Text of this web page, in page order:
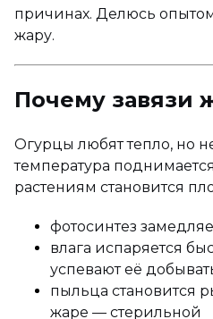
причинах. Делюсь
жару.
Почему завязи
Огурцы любят тепло, но
температура
растениям становится
фотосинтез
влага испаряется
успевают её
пыльца становится
жаре — стерильной